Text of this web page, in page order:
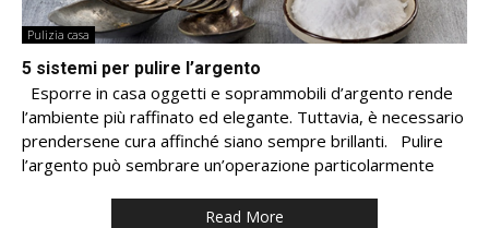
Pulizia casa
5 sistemi per pulire l’argento
Esporre in casa oggetti e soprammobili d’argento rende
l’ambiente più raffinato ed elegante. Tuttavia, è necessario
prendersene cura affinché siano sempre brillanti. Pulire
l’argento può sembrare un’operazione particolarmente
Read More